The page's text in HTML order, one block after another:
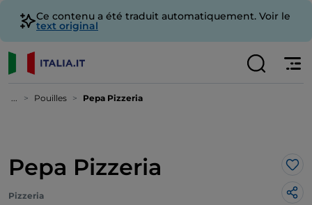
Ce contenu a été traduit automatiquement. Voir le
text original
... Pouilles Pepa Pizzeria
Pepa Pizzeria
Pizzeria